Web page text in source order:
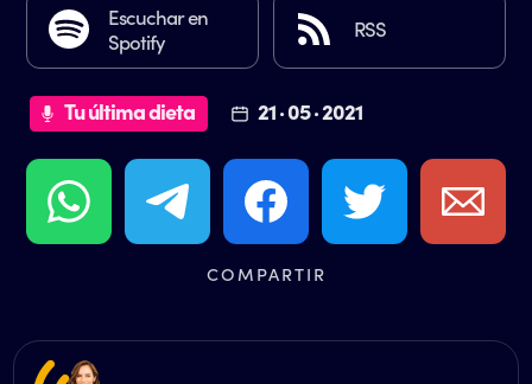
Escuchar en
Spotify
RSS
Tu última dieta 21 · 05 · 2021
COMPARTIR